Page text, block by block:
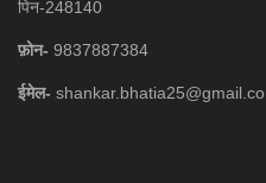
पिन-248140
फ़ोन- 9837887384
ईमेल-